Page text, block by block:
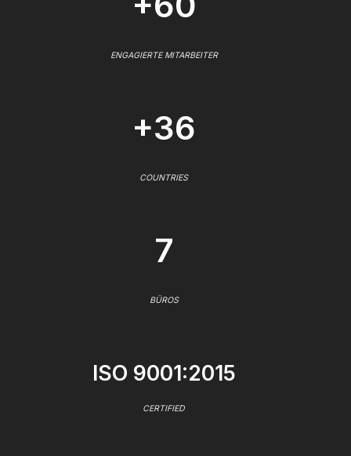
ENGAGIERTE MITARBEITER
+36
COUNTRIES
7
BÜROS
ISO 9001:2015
CERTIFIED